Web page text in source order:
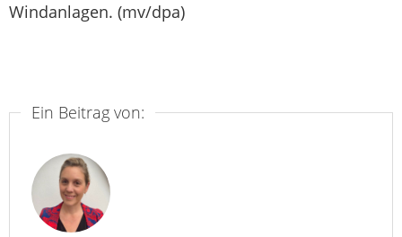
Windanlagen. (mv/dpa)
Ein Beitrag von: